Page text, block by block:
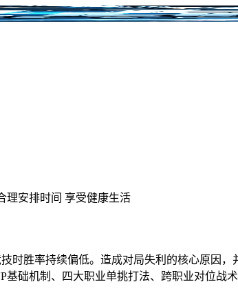
理安排时间 享受健康生活
胜率持续偏低。造成对局失利的核心原因，
础机制、四大职业单挑打法、跨职业对位战